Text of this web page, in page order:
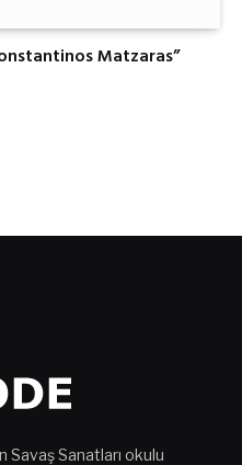
Matzaras”
Savaş Sanatları okulu